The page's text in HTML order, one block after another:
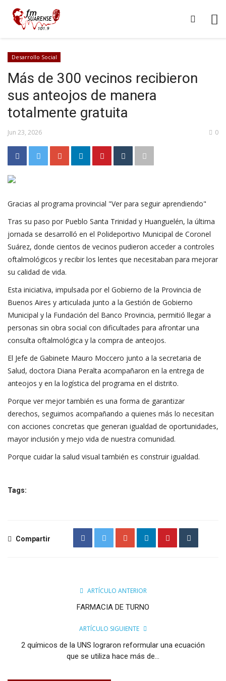
Desarrollo Social
Más de 300 vecinos recibieron
sus anteojos de manera
totalmente gratuita
Jun 23, 2026 0
Gracias al programa provincial "Ver para seguir aprendiendo"
Tras su paso por Pueblo Santa Trinidad y Huanguelén, la última
jornada se desarrolló en el Polideportivo Municipal de Coronel
Suárez, donde cientos de vecinos pudieron acceder a controles
oftalmológicos y recibir los lentes que necesitaban para mejorar
su calidad de vida.
Esta iniciativa, impulsada por el Gobierno de la Provincia de
Buenos Aires y articulada junto a la Gestión de Gobierno
Municipal y la Fundación del Banco Provincia, permitió llegar a
personas sin obra social con dificultades para afrontar una
consulta oftalmológica y la compra de anteojos.
El Jefe de Gabinete Mauro Moccero junto a la secretaria de
Salud, doctora Diana Peralta acompañaron en la entrega de
anteojos y en la logística del programa en el distrito.
Porque ver mejor también es una forma de garantizar
derechos, seguimos acompañando a quienes más lo necesitan
con acciones concretas que generan igualdad de oportunidades,
mayor inclusión y mejo vida de nuestra comunidad.
Porque cuidar la salud visual también es construir igualdad.
Tags:
Compartir
ARTÍCULO ANTERIOR
FARMACIA DE TURNO
ARTÍCULO SIGUIENTE
2 químicos de la UNS lograron reformular una ecuación
que se utiliza hace más de...